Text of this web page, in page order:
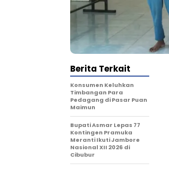
Berita Terkait
Konsumen Keluhkan
Timbangan Para
Pedagang di Pasar Puan
Maimun
Bupati Asmar Lepas 77
Kontingen Pramuka
Meranti Ikuti Jambore
Nasional XII 2026 di
Cibubur